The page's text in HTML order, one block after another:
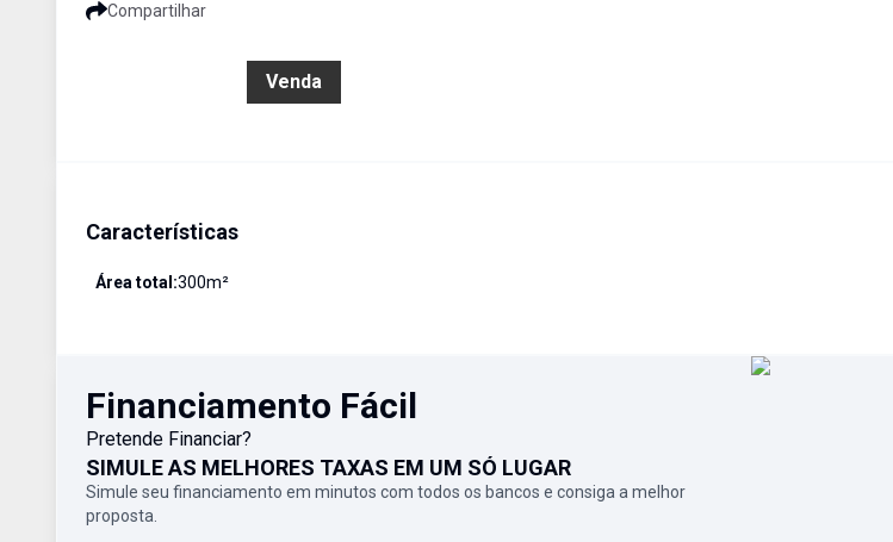
Compartilhar
Venda
Características
Área total:300m²
Financiamento Fácil
Pretende Financiar?
SIMULE AS MELHORES TAXAS EM UM SÓ LUGAR
Simule seu financiamento em minutos com todos os bancos e consiga a melhor
proposta.